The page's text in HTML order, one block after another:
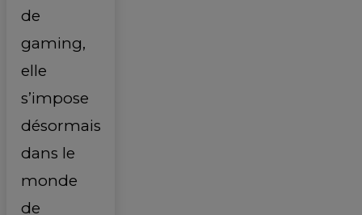
de
gaming,
elle
s’impose
désormais
dans le
monde
de